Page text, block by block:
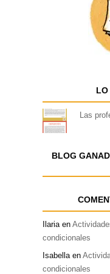
LO
Las
BLOG
Ilariaen
condicionales
Isabella en
condicionales